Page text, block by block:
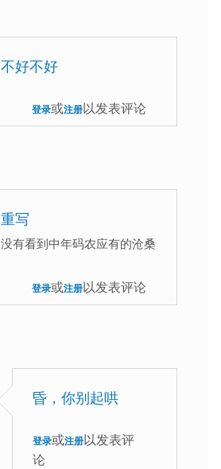
不好不好
登录或注册以发表评论
重写
没有看到中年码农应有的沧桑
登录或注册以发表评论
昏，你别起哄
登录或注册以发表评
论